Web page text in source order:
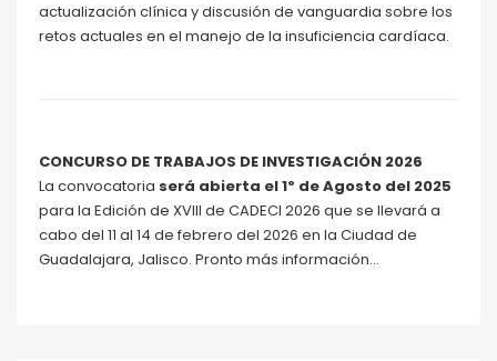
actualización clínica y discusión de vanguardia sobre los
retos actuales en el manejo de la insuficiencia cardíaca.
CONCURSO DE TRABAJOS DE INVESTIGACIÓN 2026
La convocatoria será abierta el 1º de Agosto del 2025
para la Edición de XVIII de CADECI 2026 que se llevará a
cabo del 11 al 14 de febrero del 2026 en la Ciudad de
Guadalajara, Jalisco. Pronto más información…